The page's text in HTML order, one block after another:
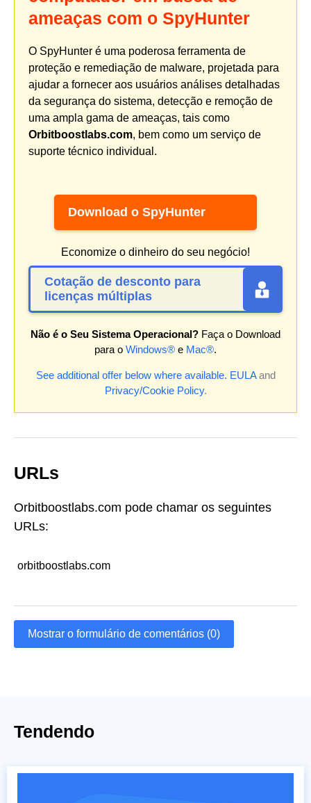
ameaças com o SpyHunter
O SpyHunter é uma poderosa ferramenta de
proteção e remediação de malware, projetada para
ajudar a fornecer aos usuários análises detalhadas
da segurança do sistema, detecção e remoção de
uma ampla gama de ameaças, tais como
Orbitboostlabs.com, bem como um serviço de
suporte técnico individual.
Download o SpyHunter
Economize o dinheiro do seu negócio!
Cotação de desconto para
licenças múltiplas
Não é o Seu Sistema Operacional? Faça o Download
para o Windows® e Mac®.
See additional offer below where available. EULAand
Privacy/Cookie Policy.
URLs
Orbitboostlabs.com pode chamar os seguintes
URLs:
orbitboostlabs.com
Mostrar o formulário de comentários (0)
Tendendo